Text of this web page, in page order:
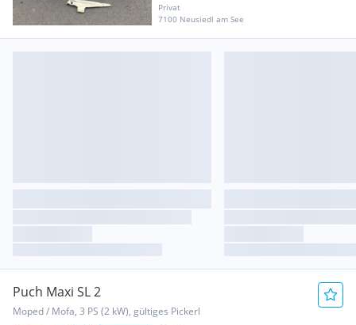
Privat
7100 Neusiedl am See
Puch Maxi SL 2
Moped / Mofa, 3 PS (2 kW), gültiges Pickerl